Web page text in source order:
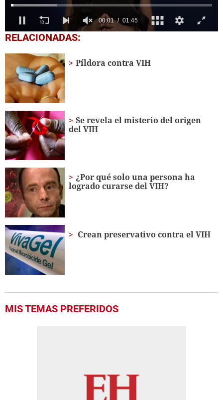
0
seconds
minute,
45
seconds
RELACIONADAS:
Píldora contra VIH
Se revela el misterio del origen
del VIH
¿Por qué solo una persona ha
logrado curarse del VIH?
Crean preservativo contra el VIH
MIS TEMAS PREFERIDOS